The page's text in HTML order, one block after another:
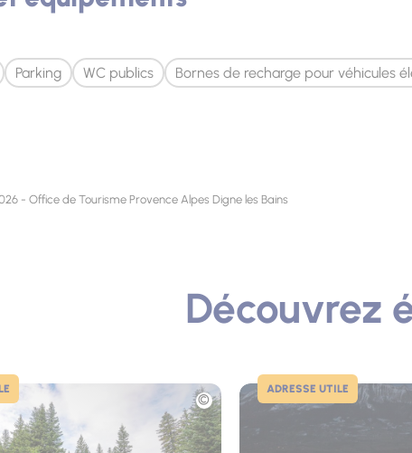
Parking WC publics Bornes de recharge pour véhicules
- Office de Tourisme Provence Alpes Digne les Bains
Découvrez
PhotoADRESSE UTILE